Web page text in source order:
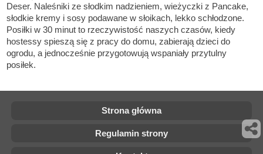
Deser. Naleśniki ze słodkim nadzieniem, wieżyczki z Pancake,
słodkie kremy i sosy podawane w słoikach, lekko schłodzone.
Posiłki w 30 minut to rzeczywistość naszych czasów, kiedy
hostessy spieszą się z pracy do domu, zabierają dzieci do
ogrodu, a jednocześnie przygotowują wspaniały przytulny
posiłek.
Strona główna
Regulamin strony